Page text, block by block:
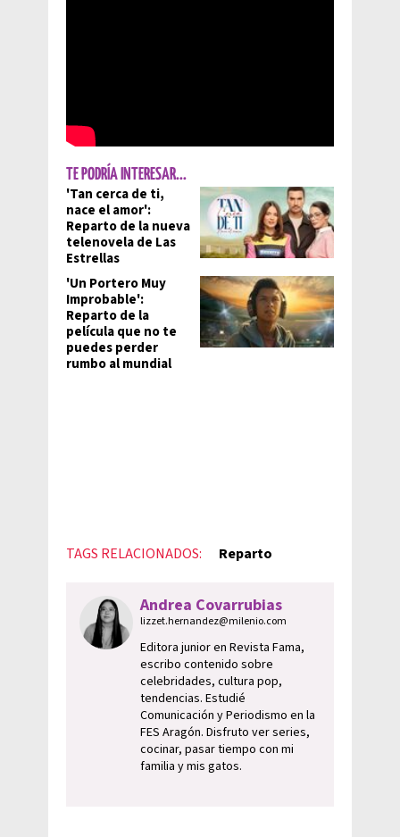
TE PODRÍA INTERESAR...
'Tan cerca de ti,
nace el amor':
Reparto de la nueva
telenovela de Las
Estrellas
'Un Portero Muy
Improbable':
Reparto de la
película que no te
puedes perder
rumbo al mundial
TAGS RELACIONADOS: Reparto
Andrea Covarrubias
lizzet.hernandez@milenio.com
Editora junior en Revista Fama,
escribo contenido sobre
celebridades, cultura pop,
tendencias. Estudié
Comunicación y Periodismo en la
FES Aragón. Disfruto ver series,
cocinar, pasar tiempo con mi
familia y mis gatos.